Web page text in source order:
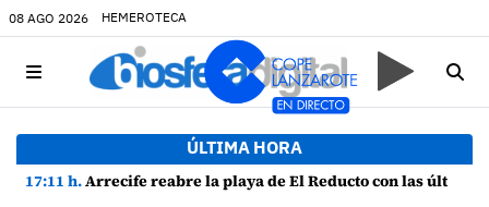
08 AGO 2026 HEMEROTECA
ÚLTIMA HORA
17:11 h.Arrecife reabre la playa de El Reducto con las últimas analíticas mostrando "una buena calidad de las aguas para el baño"